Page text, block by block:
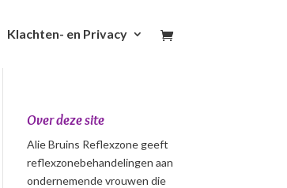
Klachten- en Privacy
Over deze site
Alie Bruins Reflexzone geeft
reflexzonebehandelingen aan
ondernemende vrouwen die